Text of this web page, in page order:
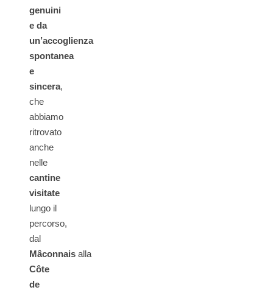
genuini
e da
un’accoglienza
spontanea
e
sincera,
che
abbiamo
ritrovato
anche
nelle
cantine
visitate
lungo il
percorso,
dal
Mâconnais alla
Côte
de